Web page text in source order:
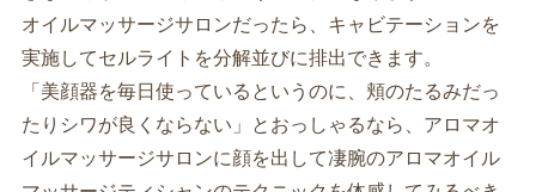
オイルマッサージサロンだったら、キャビテーションを
実施してセルライトを分解並びに排出できます。
「美顔器を毎日使っているというのに、頬のたるみだっ
たりシワが良くならない」とおっしゃるなら、アロマオ
イルマッサージサロンに顔を出して凄腕のアロマオイル